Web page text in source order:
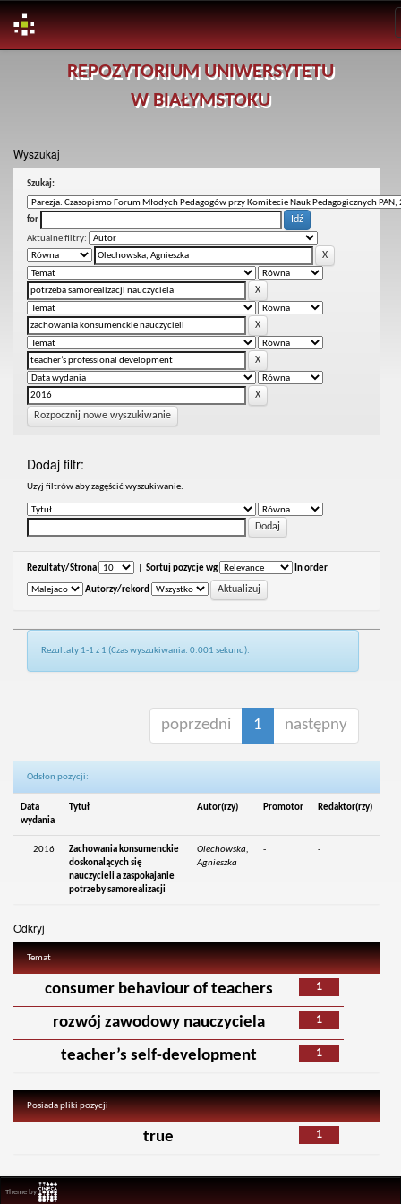
REPOZYTORIUM UNIWERSYTETU
W BIAŁYMSTOKU
Wyszukaj
Szukaj:
for
Aktualne filtry:
Rozpocznij nowe wyszukiwanie
Dodaj filtr:
Uzyj filtrów aby zagęścić wyszukiwanie.
Rezultaty/Strona Sortuj pozycje wg In order
Autorzy/rekord
Rezultaty 1-1 z 1 (Czas wyszukiwania: 0.001 sekund).
poprzedni 1 następny
Odsłon pozycji:
Data
wydania
Tytuł Autor(rzy) Promotor Redaktor(rzy)
2016
Zachowania konsumenckie
doskonalących się
nauczycieli a zaspokajanie
potrzeby samorealizacji
Olechowska,
Agnieszka
- -
Odkryj
Temat
1
consumer behaviour of teachers
1
rozwój zawodowy nauczyciela
1
teacher’s self-development
Posiada pliki pozycji
1
true
Theme by